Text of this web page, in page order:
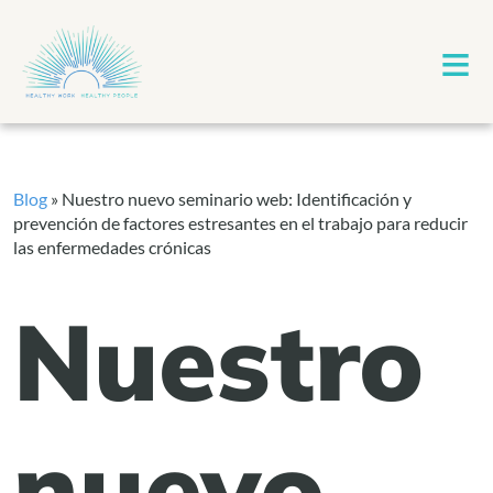
≡
Blog » Nuestro nuevo seminario web: Identificación y
prevención de factores estresantes en el trabajo para reducir
las enfermedades crónicas
Nuestro